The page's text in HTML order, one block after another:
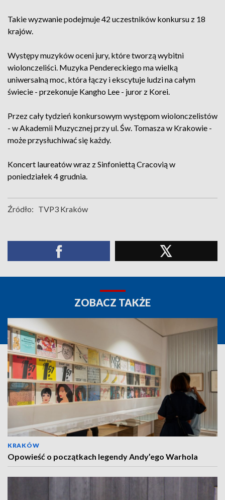
Takie wyzwanie podejmuje 42 uczestników konkursu z 18
krajów.
Występy muzyków oceni jury, które tworzą wybitni
wiolonczeliści. Muzyka Pendereckiego ma wielką
uniwersalną moc, która łączy i ekscytuje ludzi na całym
świecie - przekonuje Kangho Lee - juror z Korei.
Przez cały tydzień konkursowym występom wiolonczelistów
- w Akademii Muzycznej przy ul. Św. Tomasza w Krakowie -
może przysłuchiwać się każdy.
Koncert laureatów wraz z Sinfoniettą Cracovią w
poniedziałek 4 grudnia.
Źródło: TVP3 Kraków
ZOBACZ TAKŻE
KRAKÓW
Opowieść o początkach legendy Andy’ego Warhola